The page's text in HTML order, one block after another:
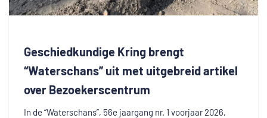
Geschiedkundige Kring brengt
“Waterschans” uit met uitgebreid artikel
over Bezoekerscentrum
In de “Waterschans”, 56e jaargang nr. 1 voorjaar 2026,